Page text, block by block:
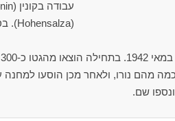
עבודה בקונין (Konin),
ונספו שם.